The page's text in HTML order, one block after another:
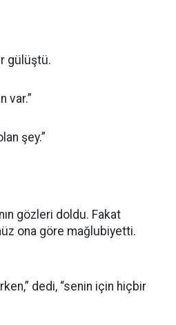
gülüştü.
var.”
şey.”
gözleri doldu. Fakat
ona göre mağlubiyetti.
dedi, “senin için hiçbir